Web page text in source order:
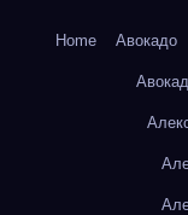
Home Авокадо